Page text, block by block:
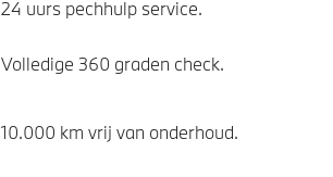
24 uurs pechhulp service.
Volledige 360 graden check.
10.000 km vrij van onderhoud.